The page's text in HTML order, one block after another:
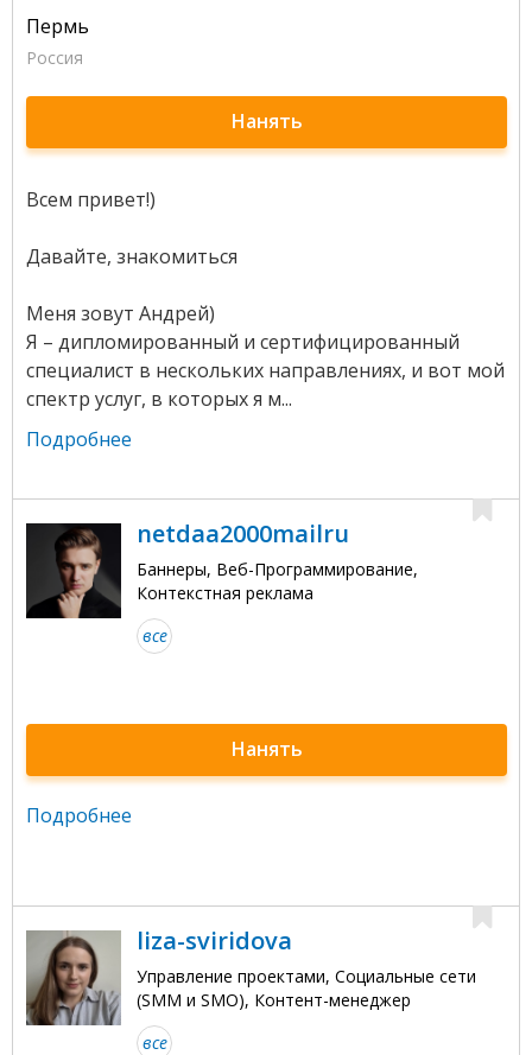
Пермь
Россия
Нанять
Всем привет!)
Давайте, знакомиться
Меня зовут Aндрей)
Я – дипломированный и сертифицированный
специалист в нескольких направлениях, и вот мой
спектр услуг, в которых я м...
Подробнее
netdaa2000mailru
Баннеры, Веб-Программирование,
Контекстная реклама
все
Нанять
Подробнее
liza-sviridova
Управление проектами, Социальные сети
(SMM и SMO), Контент-менеджер
все